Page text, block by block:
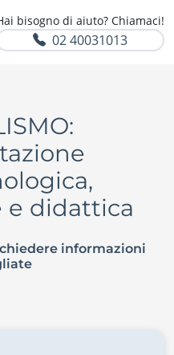
bisogno di aiuto? Chiamaci!
02 40031013
e didattica
informazioni